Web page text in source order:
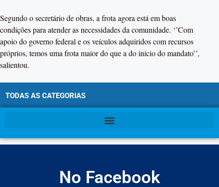
Segundo o secretário de obras, a frota agora está em boas
condições para atender as necessidades da comunidade. ‘’Com
apoio do governo federal e os veículos adquiridos com recursos
próprios, temos uma frota maior do que a do início do mandato’’,
salientou.
TODAS AS CATEGORIAS
No Facebook